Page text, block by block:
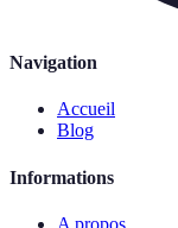
Navigation
Accueil
Blog
Informations
A propos